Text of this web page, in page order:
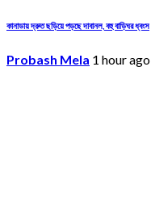
কানাডায় দ্রুত ছড়িয়ে পড়ছে দাবানল, বহু বাড়িঘর ধ্বংস
Probash Mela 1 hour ago